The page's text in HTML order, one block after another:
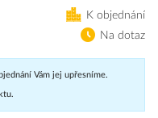
K objednání
Na dotaz
Vám jej upřesníme.